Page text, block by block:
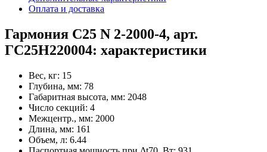
Оплата и доставка
Гармония С25 N 2-2000-4, арт.
ГС25Н220004: характеристики
Вес, кг: 15
Глубина, мм: 78
Габаритная высота, мм: 2048
Число секций: 4
Межцентр., мм: 2000
Длина, мм: 161
Объем, л: 6.44